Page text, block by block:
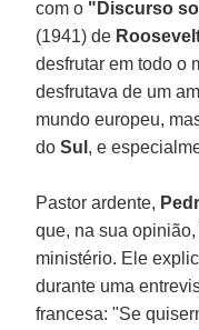
com o "Discurso
(1941) de
desfrutar em todo o
desfrutava de um
mundo europeu,
doSul , e
Pastor ardente,
que, na sua
ministério. Ele
durante uma
francesa: "Se